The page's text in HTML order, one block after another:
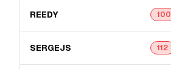
REEDY 100
SERGEJS 112